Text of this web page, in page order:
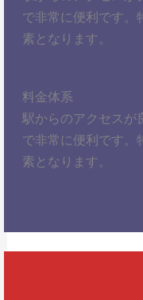
で非常に便利です。
素となります。
料金体系
駅からのアクセスが
で非常に便利です。
素となります。